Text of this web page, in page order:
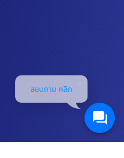
สอบถาม คลิก